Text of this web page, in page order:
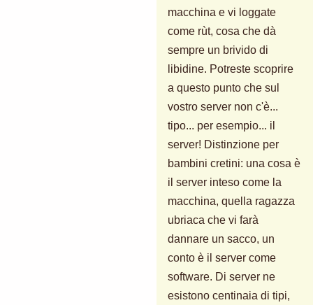
macchina e vi loggate
come rùt, cosa che dà
sempre un brivido di
libidine. Potreste scoprire
a questo punto che sul
vostro server non c'è...
tipo... per esempio... il
server! Distinzione per
bambini cretini: una cosa è
il server inteso come la
macchina, quella ragazza
ubriaca che vi farà
dannare un sacco, un
conto è il server come
software. Di server ne
esistono centinaia di tipi,